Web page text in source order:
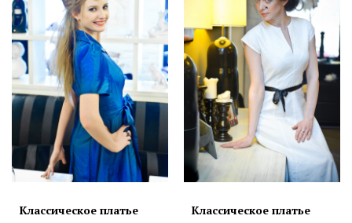
Классическое платье Классическое платье